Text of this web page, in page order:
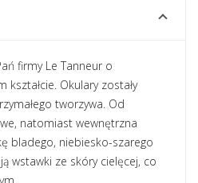
firmy Le Tanneur o
kształcie. Okulary zostały
tworzywa. Od
natomiast wewnętrzna
bladego, niebiesko-szarego
wstawki ze skóry cielęcej, co